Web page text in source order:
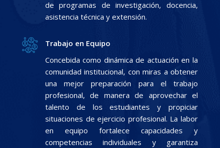
de programas de investigación, docencia,
asistencia técnica y extensión.
Trabajo en Equipo
Concebida como dinámica de actuación en la
comunidad institucional, con miras a obtener
una mejor preparación para el trabajo
profesional, de manera de aprovechar el
talento de los estudiantes y propiciar
situaciones de ejercicio profesional. La labor
en equipo fortalece capacidades y
competencias individuales y garantiza